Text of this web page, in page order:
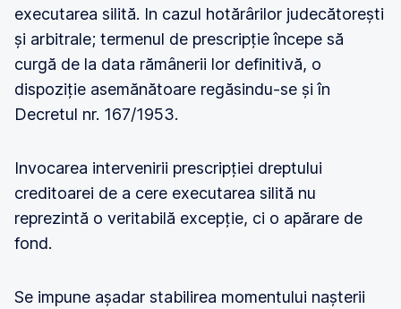
executarea silită. In cazul hotărârilor judecătorești
și arbitrale; termenul de prescripție începe să
curgă de la data rămânerii lor definitivă, o
dispoziție asemănătoare regăsindu-se și în
Decretul nr. 167/1953.
Invocarea intervenirii prescripției dreptului
creditoarei de a cere executarea silită nu
reprezintă o veritabilă excepție, ci o apărare de
fond.
Se impune așadar stabilirea momentului nașterii